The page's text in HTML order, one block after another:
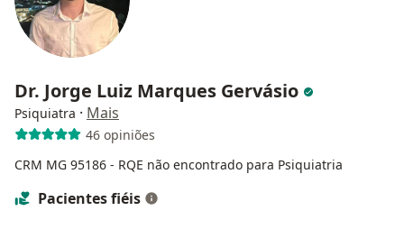
Dr. Jorge Luiz Marques Gervásio
Psiquiatra · Mais
46 opiniões
CRM MG 95186 - RQE não encontrado para Psiquiatria
Pacientes fiéis